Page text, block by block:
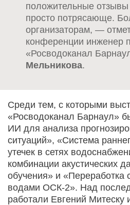
положительные
просто потрясающе.
организаторам, —
конференции инженер
«Росводоканал
Мельникова.
Среди тем, с которыми
«Росводоканал Барнаул»
ИИ для анализа
ситуаций», «Система
утечек в сетях
комбинации акустических
обучения» и «Переработка
водами ОСК-2». Над
работали Евгений